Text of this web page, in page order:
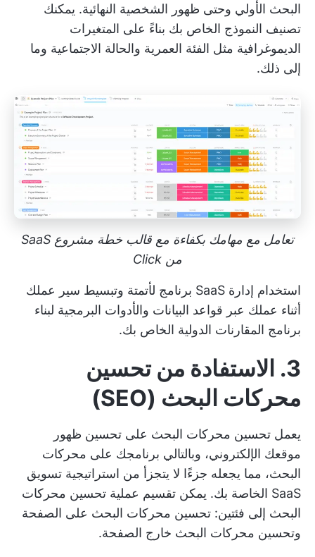
البحث الأولي وحتى ظهور الشخصية النهائية. يمكنك
تصنيف النموذج الخاص بك بناءً على المتغيرات
الديموغرافية مثل الفئة العمرية والحالة الاجتماعية وما
إلى ذلك.
تعامل مع مهامك بكفاءة مع قالب خطة مشروع SaaS
من Click
استخدام إدارة SaaS برنامج لأتمتة وتبسيط سير عملك
أثناء عملك عبر قواعد البيانات والأدوات البرمجية لبناء
برنامج المقارنات الدولية الخاص بك.
3. الاستفادة من تحسين
محركات البحث (SEO)
يعمل تحسين محركات البحث على تحسين ظهور
موقعك الإلكتروني، وبالتالي برنامجك على محركات
البحث، مما يجعله جزءًا لا يتجزأ من استراتيجية تسويق
SaaS الخاصة بك. يمكن تقسيم عملية تحسين محركات
البحث إلى فئتين: تحسين محركات البحث على الصفحة
وتحسين محركات البحث خارج الصفحة.